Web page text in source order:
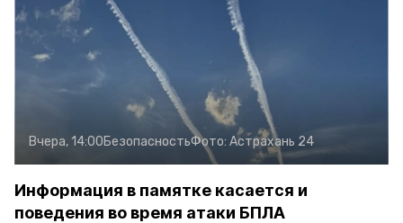
Вчера, 14:00БезопасностьФото: Астрахань 24
Информация в памятке касается и
поведения во время атаки БПЛА